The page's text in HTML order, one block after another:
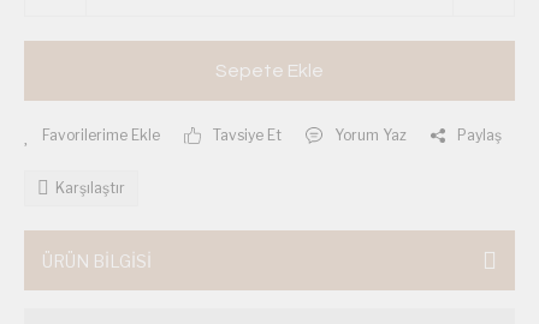
Sepete Ekle
Tavsiye Et Yorum Yaz Paylaş
Karşılaştır
ÜRÜN BİLGİSİ